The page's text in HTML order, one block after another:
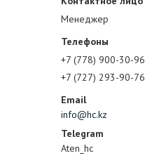
Менеджер
+7 (778) 900-30-96
+7 (727) 293-90-76
info@hc.kz
Aten_hc